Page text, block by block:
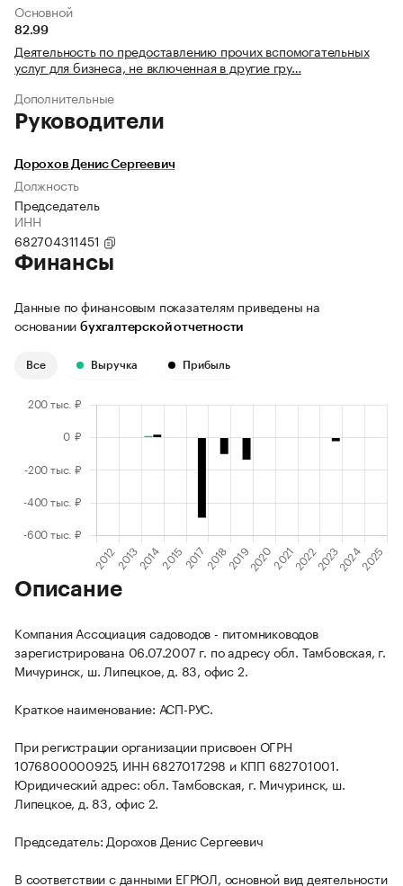
Основной
82.99
Деятельность по предоставлению прочих вспомогательных
услуг для бизнеса, не включенная в другие гру…
Дополнительные
Руководители
Дорохов Денис Сергеевич
Должность
Председатель
ИНН
682704311451
Финансы
Данные по финансовым показателям приведены на
основании бухгалтерской отчетности
Все Выручка Прибыль
Описание
Компания Ассоциация садоводов - питомниководов
зарегистрирована 06.07.2007 г. по адресу обл. Тамбовская, г.
Мичуринск, ш. Липецкое, д. 83, офис 2.
Краткое наименование: АСП-РУС.
При регистрации организации присвоен ОГРН
1076800000925, ИНН 6827017298 и КПП 682701001.
Юридический адрес: обл. Тамбовская, г. Мичуринск, ш.
Липецкое, д. 83, офис 2.
Председатель: Дорохов Денис Сергеевич
В соответствии с данными ЕГРЮЛ, основной вид деятельности